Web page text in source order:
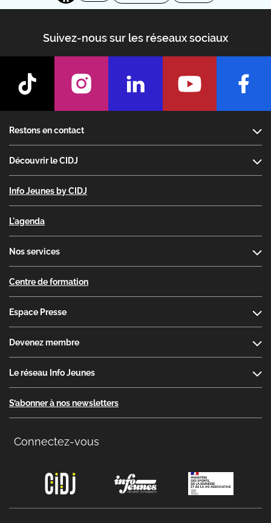
Suivez-nous sur les réseaux sociaux
Restons en contact
Découvrir le CIDJ
Info Jeunes by CIDJ
L'agenda
Nos services
Centre de formation
Espace Presse
Devenez membre
Le réseau Info Jeunes
S’abonner à nos newsletters
Connectez-vous